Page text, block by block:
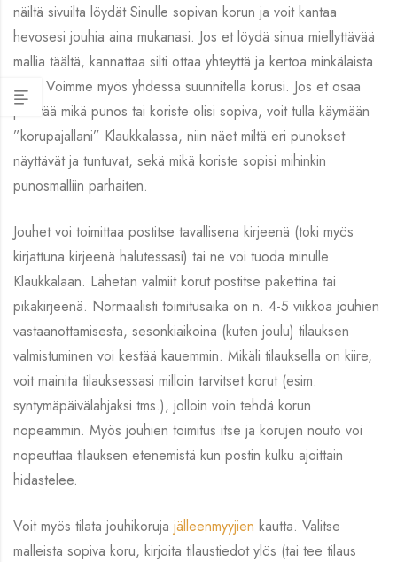
näiltä sivuilta löydät Sinulle sopivan korun ja voit kantaa
hevosesi jouhia aina mukanasi. Jos et löydä sinua miellyttävää
mallia täältä, kannattaa silti ottaa yhteyttä ja kertoa minkälaista
etsit: Voimme myös yhdessä suunnitella korusi. Jos et osaa
päättää mikä punos tai koriste olisi sopiva, voit tulla käymään
”korupajallani” Klaukkalassa, niin näet miltä eri punokset
näyttävät ja tuntuvat, sekä mikä koriste sopisi mihinkin
punosmalliin parhaiten.
Jouhet voi toimittaa postitse tavallisena kirjeenä (toki myös
kirjattuna kirjeenä halutessasi) tai ne voi tuoda minulle
Klaukkalaan. Lähetän valmiit korut postitse pakettina tai
pikakirjeenä. Normaalisti toimitusaika on n. 4-5 viikkoa jouhien
vastaanottamisesta, sesonkiaikoina (kuten joulu) tilauksen
valmistuminen voi kestää kauemmin. Mikäli tilauksella on kiire,
voit mainita tilauksessasi milloin tarvitset korut (esim.
syntymäpäivälahjaksi tms.), jolloin voin tehdä korun
nopeammin. Myös jouhien toimitus itse ja korujen nouto voi
nopeuttaa tilauksen etenemistä kun postin kulku ajoittain
hidastelee.
Voit myös tilata jouhikoruja jälleenmyyjien kautta. Valitse
malleista sopiva koru, kirjoita tilaustiedot ylös (tai tee tilaus